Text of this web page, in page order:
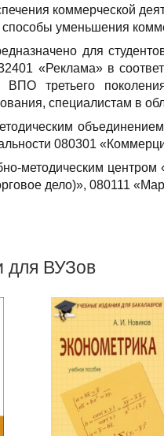
коммерческой
уменьшения
для
«Реклама» в
третьего
специалистам в
080301
методическим
дело)», 080111
для ВУЗов